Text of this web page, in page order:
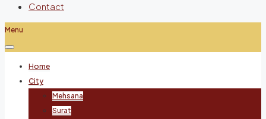
Contact
Menu
Home
City
Mehsana
Surat